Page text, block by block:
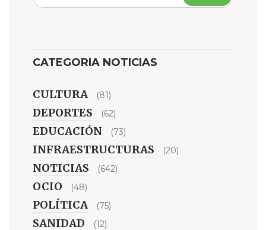
CATEGORIA NOTICIAS
CULTURA (81)
DEPORTES (62)
EDUCACIÓN (73)
INFRAESTRUCTURAS (20)
NOTICIAS (642)
OCIO (48)
POLÍTICA (75)
SANIDAD (12)